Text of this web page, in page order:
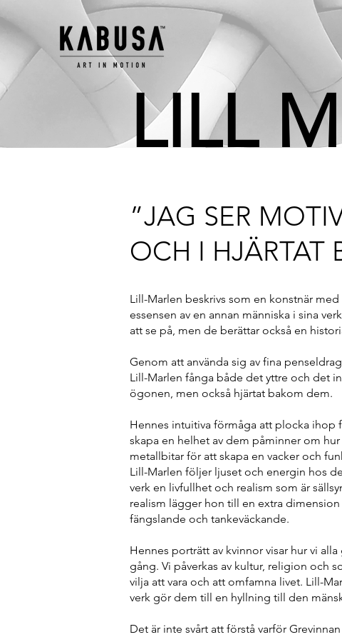
LILL
”JAG SER
OCH I HJÄRTAT
Lill-Marlen beskrivs som en konstnär
essensen av en annan människa i sina
att se på, men de berättar också en
Genom att använda sig av fina
Lill-Marlen fånga både det yttre och det
ögonen, men också hjärtat bakom dem.
Hennes intuitiva förmåga att plocka ihop
skapa en helhet av dem påminner om
metallbitar för att skapa en vacker och
Lill-Marlen följer ljuset och energin hos
verk en livfullhet och realism som är
realism lägger hon till en extra
fängslande och tankeväckande.
Hennes porträtt av kvinnor visar hur vi
gång. Vi påverkas av kultur, religion och
vilja att vara och att omfamna livet. Lill-
verk gör dem till en hyllning till den
Det är inte svårt att förstå varför